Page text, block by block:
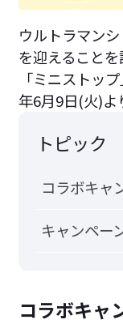
ウルトラマン
を迎えること
「ミニストッ
年6月9日(火)よ
トピック
コラボキャ
キャンペー
コラボキャ